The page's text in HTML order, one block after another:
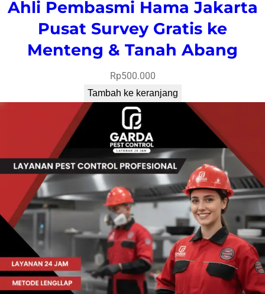
Ahli Pembasmi Hama Jakarta
Pusat Survey Gratis ke
Menteng & Tanah Abang
Rp500.000
Tambah ke keranjang